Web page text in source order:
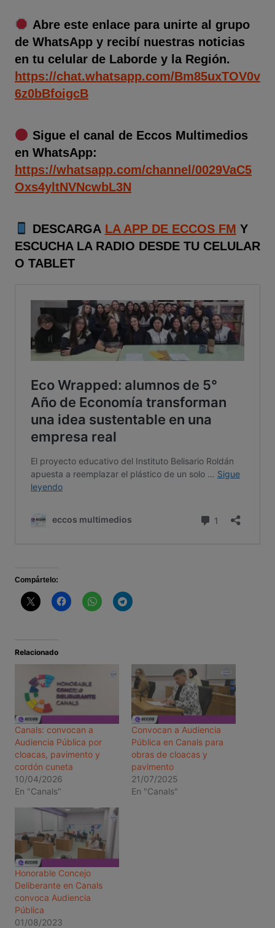
Abre este enlace para unirte al grupo
de WhatsApp y recibí nuestras noticias
en tu celular de Laborde y la Región.
https://chat.whatsapp.com/Bm85uxTOV0v
6z0bBfoigcB
Sigue el canal de Eccos Multimedios
en WhatsApp:
https://whatsapp.com/channel/0029VaC5
Oxs4yltNVNcwbL3N
DESCARGA LA APP DE ECCOS FM Y
ESCUCHA LA RADIO DESDE TU CELULAR
O TABLET
Compártelo:
Relacionado
Canals: convocan a
Audiencia Pública por
cloacas, pavimento y
cordón cuneta
10/04/2026
En "Canals"
Convocan a Audiencia
Pública en Canals para
obras de cloacas y
pavimento
21/07/2025
En "Canals"
Honorable Concejo
Deliberante en Canals
convoca Audiencia
Pública
01/08/2023